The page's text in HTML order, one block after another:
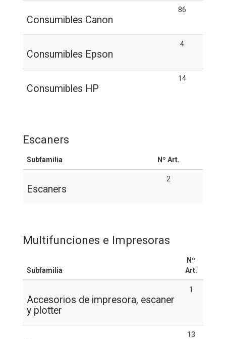
Consumibles Canon
86
Consumibles Epson
4
Consumibles HP
14
Escaners
Subfamilia Nº Art.
Escaners
2
Multifunciones e Impresoras
Subfamilia
Nº
Art.
Accesorios de impresora, escaner
y plotter
1
13